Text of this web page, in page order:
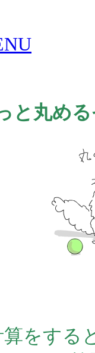
と丸め
算をする